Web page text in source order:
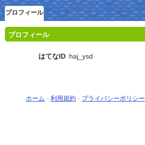
プロフィール
プロフィール
はてなID haj_ysd
ホーム - 利用規約 - プライバシーポリシー